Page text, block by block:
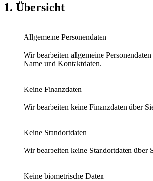
1. Übersicht
Allgemeine Personendaten
Wir bearbeiten allgemeine
Name und Kontaktdaten.
Keine Finanzdaten
Wir bearbeiten keine Finanzdaten über
Keine Standortdaten
Wir bearbeiten keine Standortdaten über
Keine biometrische Daten